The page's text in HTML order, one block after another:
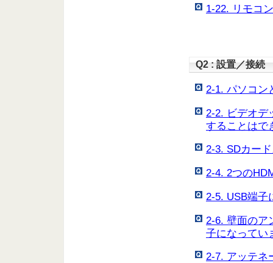
1-22. リモコ
Q2 : 設置／接続
2-1. パソコン
2-2. ビデオデ
することはで
2-3. SDカー
2-4. 2つの
2-5. USB端子
2-6. 壁面のア
子になってい
2-7. アッテネ